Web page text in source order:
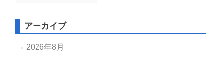
アーカイブ
2026年8月